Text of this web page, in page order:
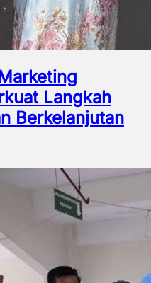
Langkah
Berkelanjutan